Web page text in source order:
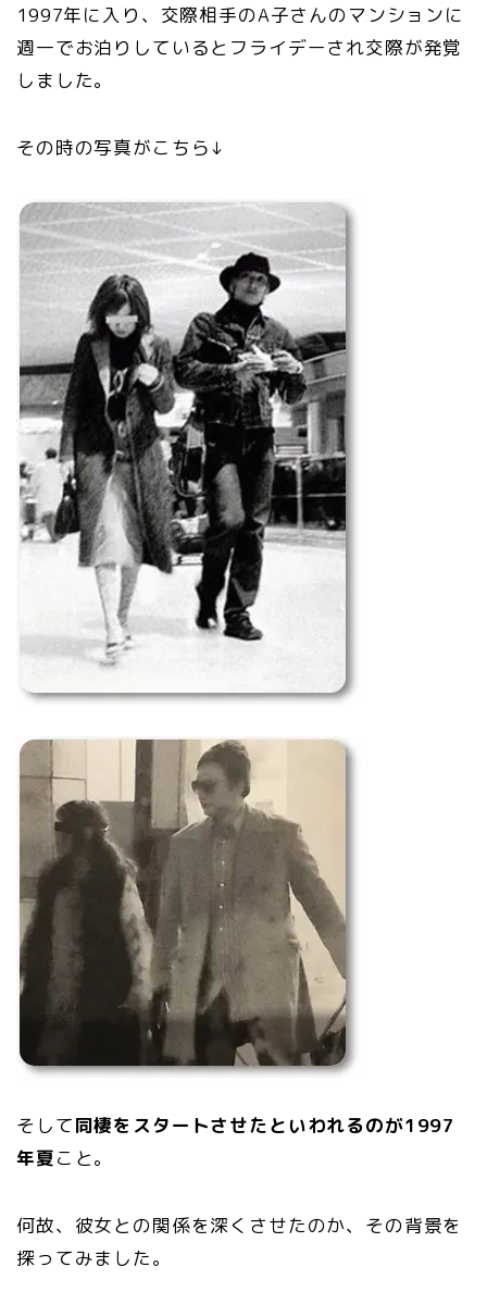
1997年に入り、交際相手のA子さんのマンションに
週一でお泊りしているとフライデーされ交際が発覚
しました。
その時の写真がこちら↓
そして同棲をスタートさせたといわれるのが1997
年夏こと。
何故、彼女との関係を深くさせたのか、その背景を
探ってみました。